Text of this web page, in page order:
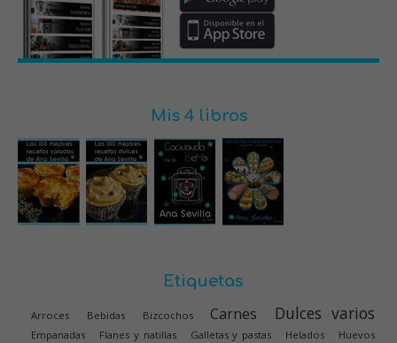
Mis 4 libros
Etiquetas
Arroces Bebidas Bizcochos Carnes Dulces varios
Empanadas Flanes y natillas Galletas y pastas Helados Huevos